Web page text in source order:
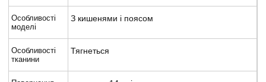
Особливості
моделі
З кишенями і поясом
Особливості
тканини
Тягнеться